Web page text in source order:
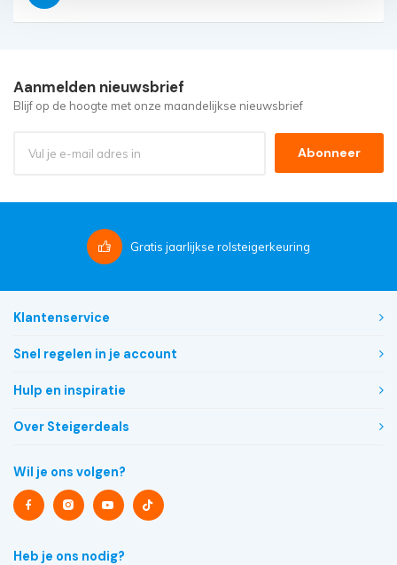
Aanmelden nieuwsbrief
Blijf op de hoogte met onze maandelijkse nieuwsbrief
Abonneer
Gratis jaarlijkse rolsteigerkeuring
Klantenservice
Snel regelen in je account
Hulp en inspiratie
Over Steigerdeals
Wil je ons volgen?
Heb je ons nodig?